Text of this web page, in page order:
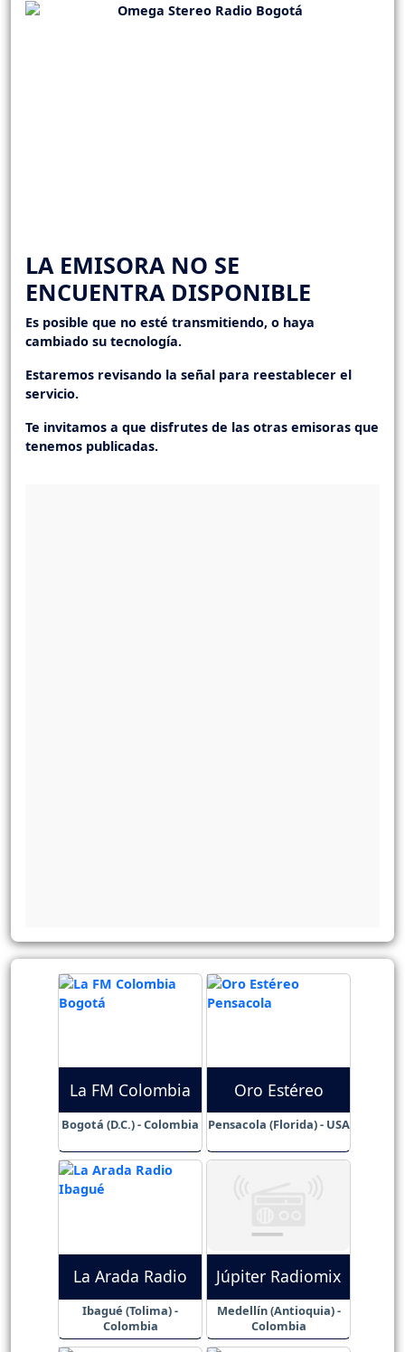
LA EMISORA NO SE
ENCUENTRA DISPONIBLE
Es posible que no esté transmitiendo, o haya
cambiado su tecnología.
Estaremos revisando la señal para reestablecer el
servicio.
Te invitamos a que disfrutes de las otras emisoras que
tenemos publicadas.
La FM Colombia
Bogotá (D.C.) - Colombia
Oro Estéreo
Pensacola (Florida) - USA
La Arada Radio
Ibagué (Tolima) -
Colombia
Júpiter Radiomix
Medellín (Antioquia) -
Colombia